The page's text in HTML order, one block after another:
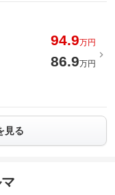
94.9万円
86.9万円
見る